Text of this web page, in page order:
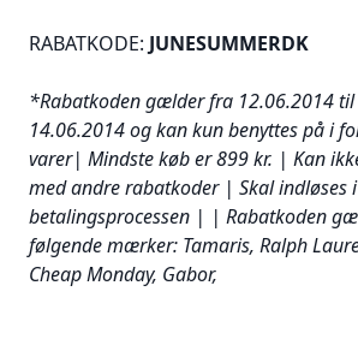
RABATKODE: JUNESUMMERDK
*Rabatkoden gælder fra 12.06.2014
14.06.2014 og kan kun benyttes på i
varer| Mindste køb er 899 kr. | Kan
med andre rabatkoder | Skal indløses i
betalingsprocessen | | Rabatkoden
følgende mærker: Tamaris, Ralph
Cheap Monday, Gabor,